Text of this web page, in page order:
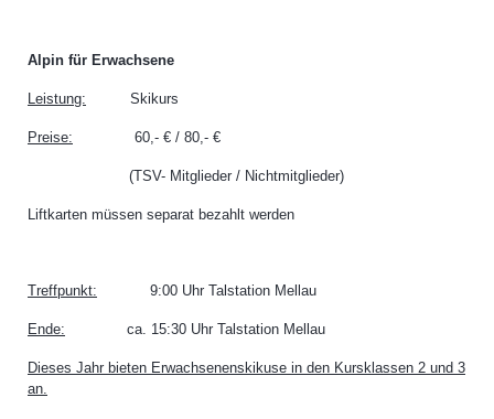
Alpin für Erwachsene
Leistung: Skikurs
Preise: 60,- € / 80,- €
(TSV- Mitglieder / Nichtmitglieder)
Liftkarten müssen separat bezahlt werden
Treffpunkt: 9:00 Uhr Talstation Mellau
Ende: ca. 15:30 Uhr Talstation Mellau
Dieses Jahr bieten Erwachsenenskikuse in den Kursklassen 2 und 3
an.